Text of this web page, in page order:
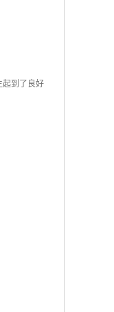
起到了良好